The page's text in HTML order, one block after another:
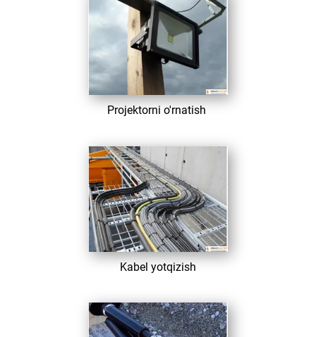
​ Projektorni o'rnatish
​ Kabel yotqizish